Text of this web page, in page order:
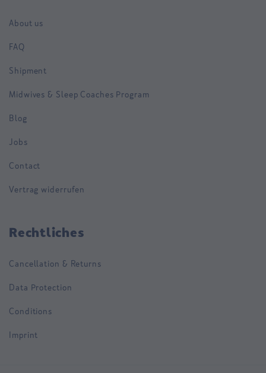
About us
FAQ
Shipment
Midwives & Sleep Coaches Program
Blog
Jobs
Contact
Vertrag widerrufen
Rechtliches
Cancellation & Returns
Data Protection
Conditions
Imprint